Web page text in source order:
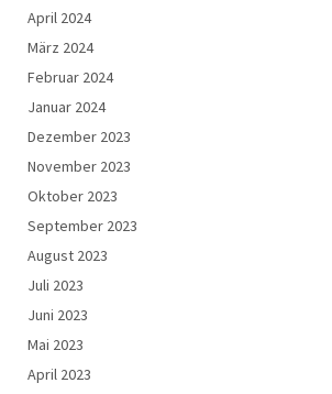
April 2024
März 2024
Februar 2024
Januar 2024
Dezember 2023
November 2023
Oktober 2023
September 2023
August 2023
Juli 2023
Juni 2023
Mai 2023
April 2023